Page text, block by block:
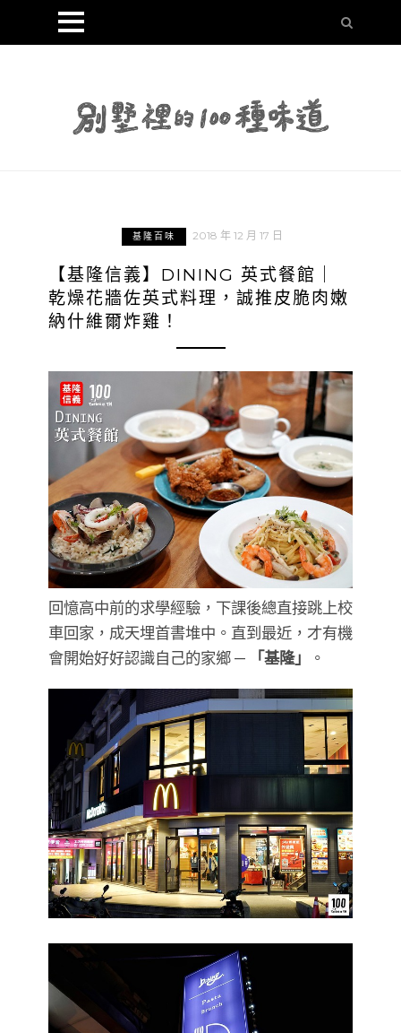
基隆百味 2018 年 12 月 17 日
【基隆信義】DINING 英式餐館｜
乾燥花牆佐英式料理，誠推皮脆肉嫩
納什維爾炸雞！
回憶高中前的求學經驗，下課後總直接跳上校
車回家，成天埋首書堆中。直到最近，才有機
會開始好好認識自己的家鄉 —
「基隆」 。